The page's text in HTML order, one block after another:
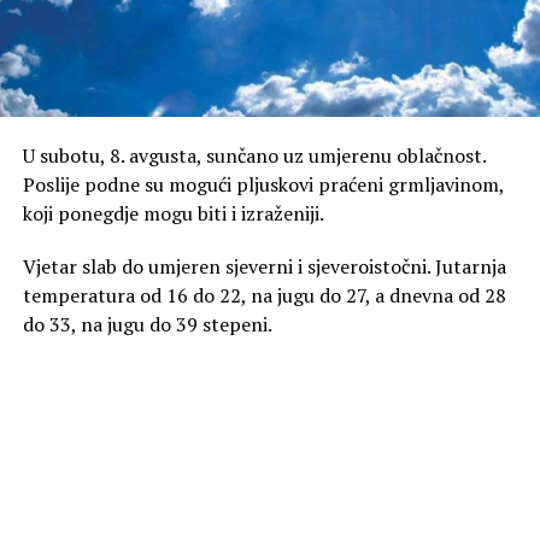
U subotu, 8. avgusta, sunčano uz umjerenu oblačnost.
Poslije podne su mogući pljuskovi praćeni grmljavinom,
koji ponegdje mogu biti i izraženiji.
Vjetar slab do umjeren sjeverni i sjeveroistočni. Jutarnja
temperatura od 16 do 22, na jugu do 27, a dnevna od 28
do 33, na jugu do 39 stepeni.